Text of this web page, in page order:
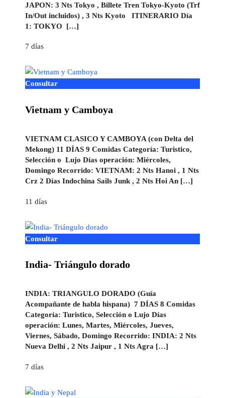
JAPON: 3 Nts Tokyo , Billete Tren Tokyo-Kyoto (Trf
In/Out incluidos) , 3 Nts Kyoto ITINERARIO Día
1: TOKYO […]
7 días
Consultar
Vietnam y Camboya
VIETNAM CLASICO Y CAMBOYA (con Delta del
Mekong) 11 DÍAS 9 Comidas Categoría: Turistico,
Selección o Lujo Días operación: Miércoles,
Domingo Recorrido: VIETNAM: 2 Nts Hanoi , 1 Nts
Crz 2 Días Indochina Sails Junk , 2 Nts Hoi An […]
11 días
Consultar
India- Triángulo dorado
INDIA: TRIANGULO DORADO (Guía
Acompañante de habla hispana) 7 DÍAS 8 Comidas
Categoría: Turistico, Selección o Lujo Días
operación: Lunes, Martes, Miércoles, Jueves,
Viernes, Sábado, Domingo Recorrido: INDIA: 2 Nts
Nueva Delhi , 2 Nts Jaipur , 1 Nts Agra […]
7 días